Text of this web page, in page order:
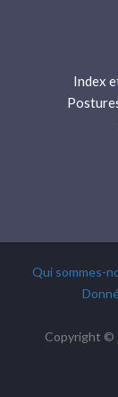
Index
Qui sommes-
Copyright ©